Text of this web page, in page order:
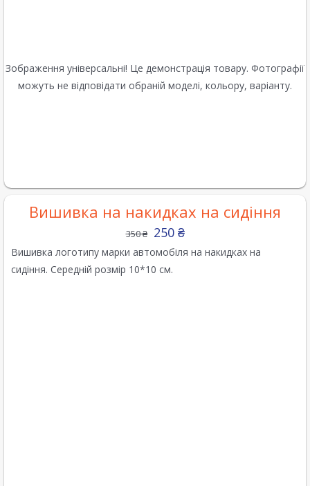
Зображення універсальні! Це демонстрація товару. Фотографії
можуть не відповідати обраній моделі, кольору, варіанту.
Вишивка на накидках на сидіння
350₴ 250 ₴
Вишивка логотипу марки автомобіля на накидках на
сидіння. Середній розмір 10*10 см.